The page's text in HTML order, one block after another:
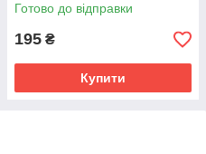
Готово до відправки
195 ₴
Купити